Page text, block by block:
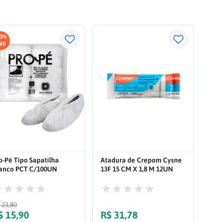
Pé Tipo Sapatilha
PCT C/100UN
23,80
15,90
Atadura de Crepom Cysne
13F 15 CM X 1,8 M 12UN
R$ 31,78